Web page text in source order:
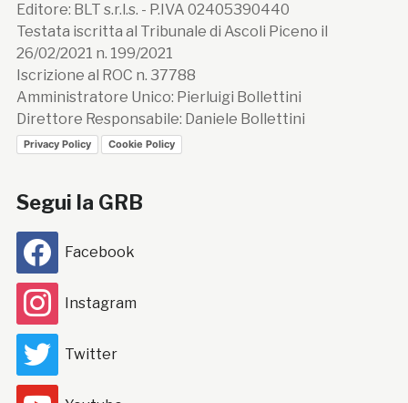
Editore: BLT s.r.l.s. - P.IVA 02405390440
Testata iscritta al Tribunale di Ascoli Piceno il
26/02/2021 n. 199/2021
Iscrizione al ROC n. 37788
Amministratore Unico: Pierluigi Bollettini
Direttore Responsabile: Daniele Bollettini
Privacy Policy Cookie Policy
Segui la GRB
Facebook
Instagram
Twitter